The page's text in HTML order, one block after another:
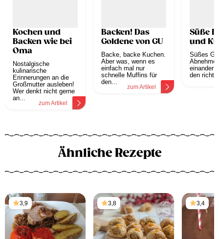
Kochen und
Backen wie bei
Oma
Nostalgische
kulinarische
Erinnerungen an die
Großmutter ausleben!
Wer denkt nicht gerne
an...
zum Artikel
Backen! Das
Goldene von GU
Backe, backe Kuchen.
Aber was, wenn es
einfach mal nur
schnelle Muffins für
den...
zum Artikel
Süße
und
Süßes
einander
den
Ähnliche Rezepte
3,9 3,8 3,4